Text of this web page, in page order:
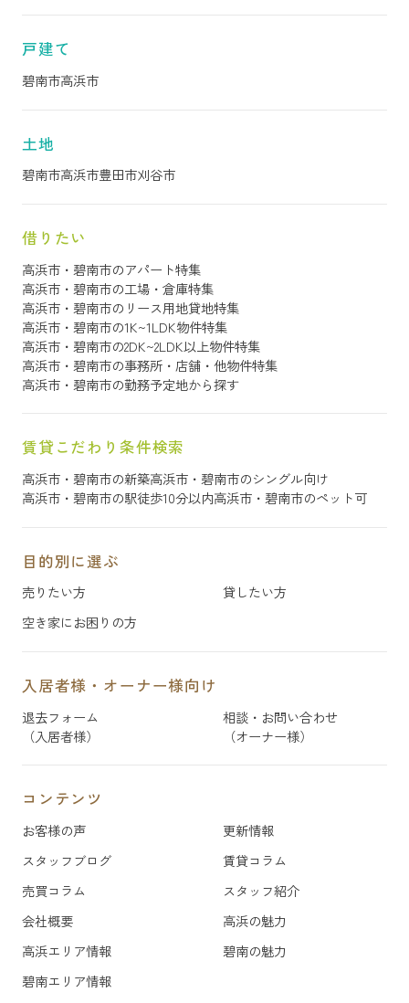
戸建て
碧南市高浜市
土地
碧南市高浜市豊田市刈谷市
借りたい
高浜市・碧南市のアパート特集
高浜市・碧南市の工場・倉庫特集
高浜市・碧南市のリース用地貸地特集
高浜市・碧南市の1K~1LDK物件特集
高浜市・碧南市の2DK~2LDK以上物件特集
高浜市・碧南市の事務所・店舗・他物件特集
高浜市・碧南市の勤務予定地から探す
賃貸こだわり条件検索
高浜市・碧南市の新築高浜市・碧南市のシングル向け
高浜市・碧南市の駅徒歩10分以内高浜市・碧南市のペット可
目的別に選ぶ
売りたい方
貸したい方
空き家にお困りの方
入居者様・オーナー様向け
退去フォーム
（入居者様）
相談・お問い合わせ
（オーナー様）
コンテンツ
お客様の声
更新情報
スタッフブログ
賃貸コラム
売買コラム
スタッフ紹介
会社概要
高浜の魅力
高浜エリア情報
碧南の魅力
碧南エリア情報